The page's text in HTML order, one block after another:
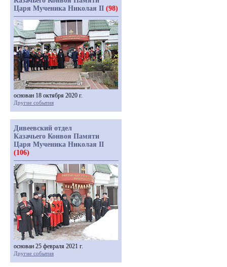
Царя Мученика Николая II (98)
основан 18 октября 2020 г.
Другие события
Дивеевский отдел
Казачьего Конвоя Памяти
Царя Мученика Николая II
(106)
основан 25 февраля 2021 г.
Другие события